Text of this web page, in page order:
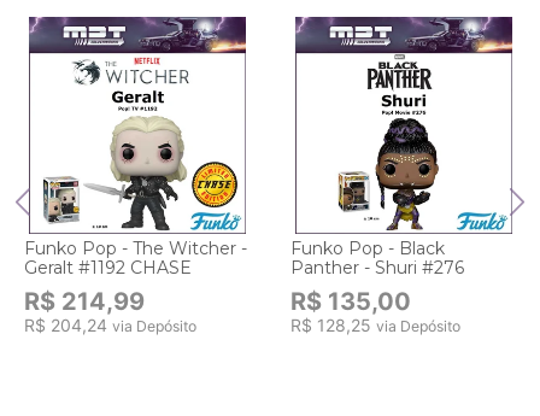
Funko Pop - The Witcher -
Geralt #1192 CHASE
R$ 214,99
R$ 204,24 via Depósito
Funko Pop - Black
Panther - Shuri #276
R$ 135,00
R$ 128,25 via Depósito